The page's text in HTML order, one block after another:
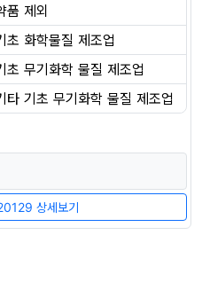
품 제외
초 화학물질 제조업
초 무기화학 물질 제조업
타 기초 무기화학 물질 제조업
상세보기